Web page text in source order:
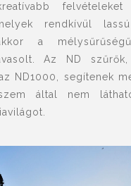
felvételeket
rendkívül
a
Az ND
ND1000, segítenek
által nem